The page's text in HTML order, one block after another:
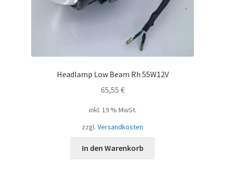
Headlamp Low Beam Rh 55W12V
65,55 €
inkl. 19 % MwSt.
zzgl. Versandkosten
In den Warenkorb